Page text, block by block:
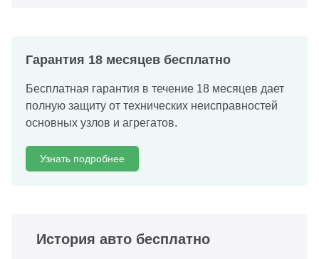
Гарантия 18 месяцев бесплатно
Бесплатная гарантия в течение 18 месяцев дает
полную защиту от технических неисправностей
основных узлов и агрегатов.
Узнать подробнее
История авто бесплатно